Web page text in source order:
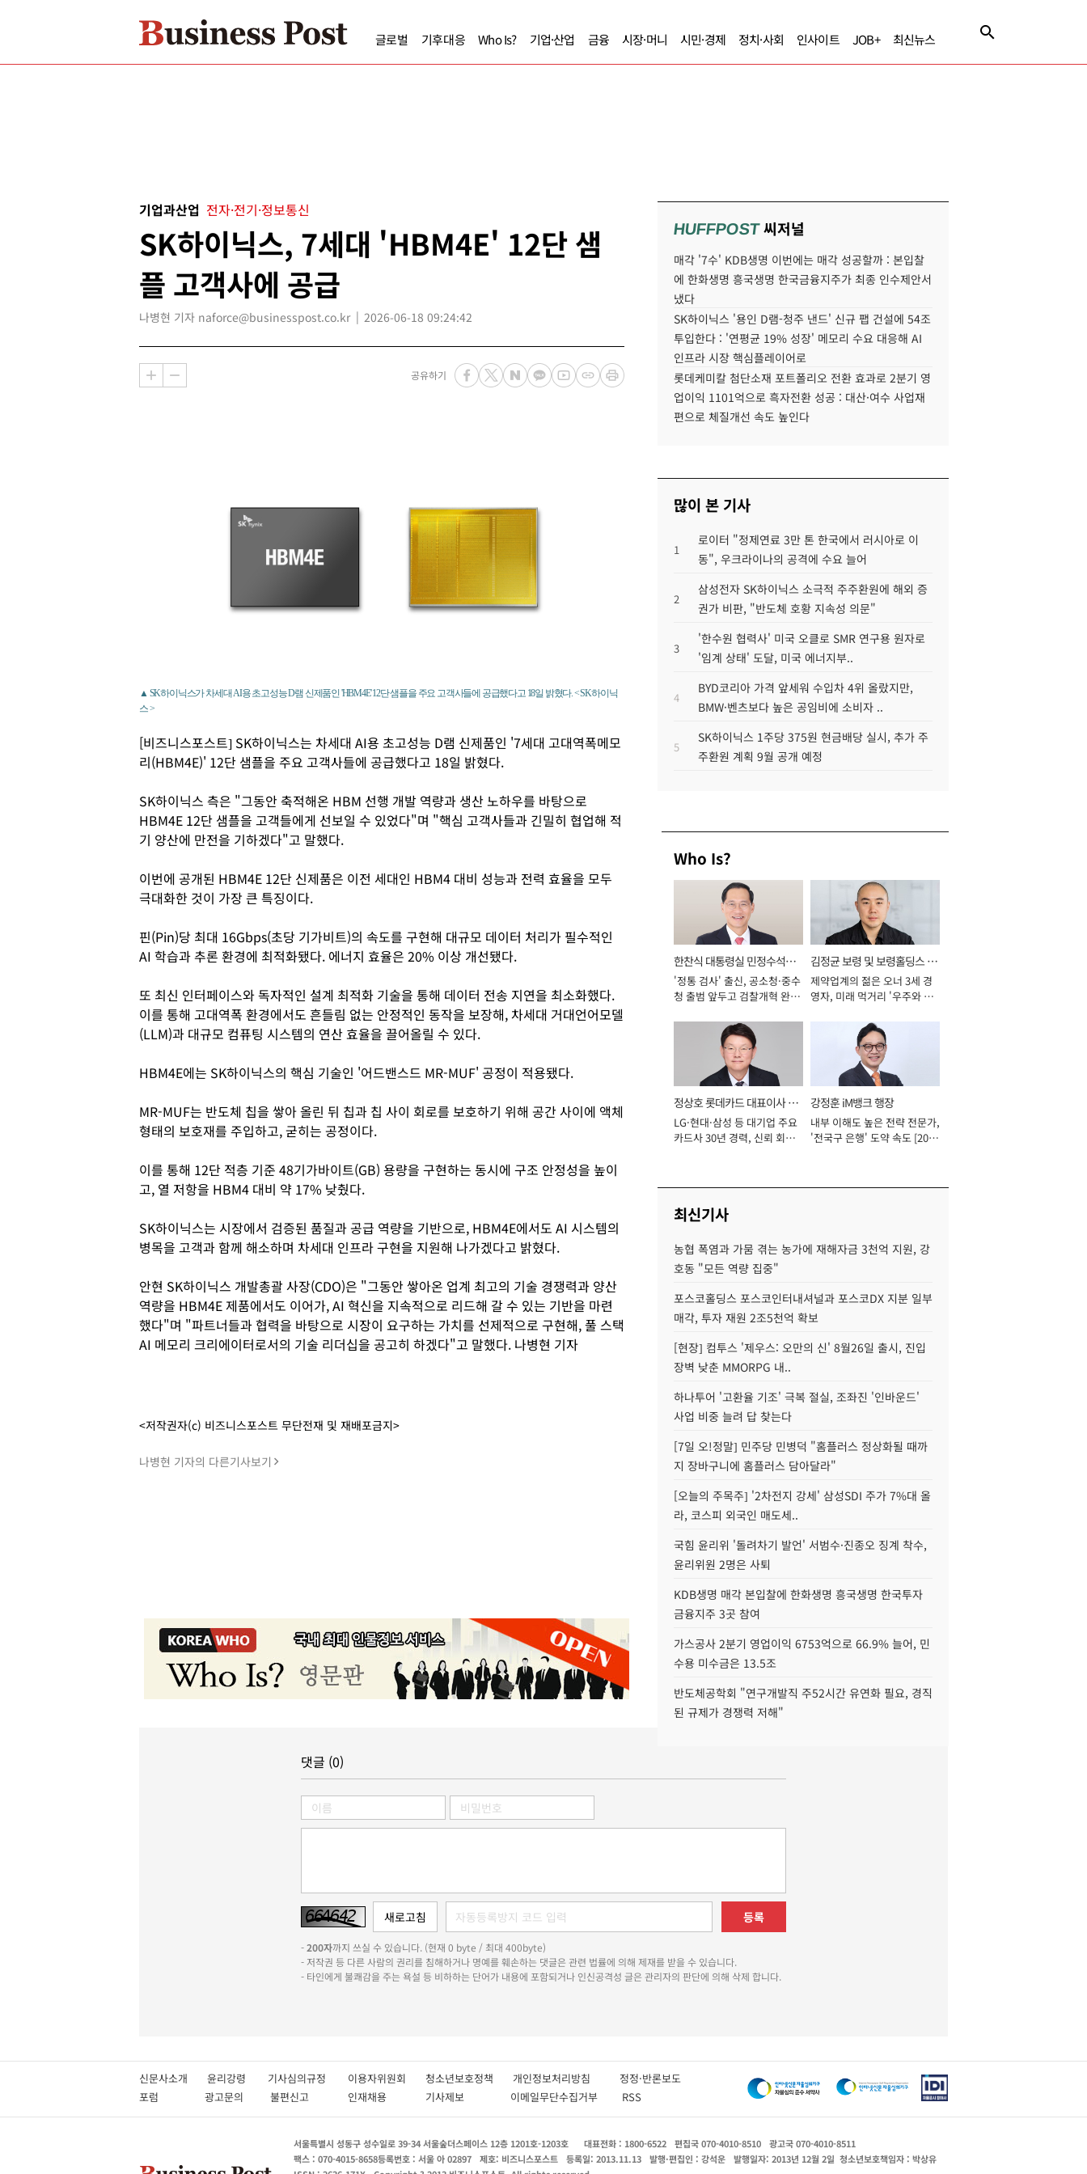
글로벌 기후대응 Who Is? 기업·산업 금융 시장·머니 시민·경제 정치·사회 인사이트 JOB+ 최신뉴스
기업과산업 전자·전기·정보통신
SK하이닉스, 7세대 'HBM4E' 12단 샘
플 고객사에 공급
나병현 기자 naforce@businesspost.co.kr 2026-06-18 09:24:42
공유하기
▲ SK하이닉스가 차세대 AI용 초고성능 D램 신제품인 'HBM4E' 12단 샘플을 주요 고객사들에 공급했다고 18일 밝혔다. < SK하이닉
스 >
[비즈니스포스트] SK하이닉스는 차세대 AI용 초고성능 D램 신제품인 '7세대 고대역폭메모
리(HBM4E)' 12단 샘플을 주요 고객사들에 공급했다고 18일 밝혔다.
SK하이닉스 측은 "그동안 축적해온 HBM 선행 개발 역량과 생산 노하우를 바탕으로
HBM4E 12단 샘플을 고객들에게 선보일 수 있었다"며 "핵심 고객사들과 긴밀히 협업해 적
기 양산에 만전을 기하겠다"고 말했다.
이번에 공개된 HBM4E 12단 신제품은 이전 세대인 HBM4 대비 성능과 전력 효율을 모두
극대화한 것이 가장 큰 특징이다.
핀(Pin)당 최대 16Gbps(초당 기가비트)의 속도를 구현해 대규모 데이터 처리가 필수적인
AI 학습과 추론 환경에 최적화됐다. 에너지 효율은 20% 이상 개선됐다.
또 최신 인터페이스와 독자적인 설계 최적화 기술을 통해 데이터 전송 지연을 최소화했다.
이를 통해 고대역폭 환경에서도 흔들림 없는 안정적인 동작을 보장해, 차세대 거대언어모델
(LLM)과 대규모 컴퓨팅 시스템의 연산 효율을 끌어올릴 수 있다.
HBM4E에는 SK하이닉스의 핵심 기술인 '어드밴스드 MR-MUF' 공정이 적용됐다.
MR-MUF는 반도체 칩을 쌓아 올린 뒤 칩과 칩 사이 회로를 보호하기 위해 공간 사이에 액체
형태의 보호재를 주입하고, 굳히는 공정이다.
이를 통해 12단 적층 기준 48기가바이트(GB) 용량을 구현하는 동시에 구조 안정성을 높이
고, 열 저항을 HBM4 대비 약 17% 낮췄다.
SK하이닉스는 시장에서 검증된 품질과 공급 역량을 기반으로, HBM4E에서도 AI 시스템의
병목을 고객과 함께 해소하며 차세대 인프라 구현을 지원해 나가겠다고 밝혔다.
안현 SK하이닉스 개발총괄 사장(CDO)은 "그동안 쌓아온 업계 최고의 기술 경쟁력과 양산
역량을 HBM4E 제품에서도 이어가, AI 혁신을 지속적으로 리드해 갈 수 있는 기반을 마련
했다"며 "파트너들과 협력을 바탕으로 시장이 요구하는 가치를 선제적으로 구현해, 풀 스택
AI 메모리 크리에이터로서의 기술 리더십을 공고히 하겠다"고 말했다. 나병현 기자
<저작권자(c) 비즈니스포스트 무단전재 및 재배포금지>
나병현 기자의 다른기사보기
HUFFPOST씨저널
매각 '7수' KDB생명 이번에는 매각 성공할까 : 본입찰
에 한화생명 흥국생명 한국금융지주가 최종 인수제안서
냈다
SK하이닉스 '용인 D램-청주 낸드' 신규 팹 건설에 54조
투입한다 : '연평균 19% 성장' 메모리 수요 대응해 AI
인프라 시장 핵심플레이어로
롯데케미칼 첨단소재 포트폴리오 전환 효과로 2분기 영
업이익 1101억으로 흑자전환 성공 : 대산·여수 사업재
편으로 체질개선 속도 높인다
많이 본 기사
1
로이터 "정제연료 3만 톤 한국에서 러시아로 이
동", 우크라이나의 공격에 수요 늘어
2
삼성전자 SK하이닉스 소극적 주주환원에 해외 증
권가 비판, "반도체 호황 지속성 의문"
3
'한수원 협력사' 미국 오클로 SMR 연구용 원자로
'임계 상태' 도달, 미국 에너지부..
4
BYD코리아 가격 앞세워 수입차 4위 올랐지만,
BMW·벤츠보다 높은 공임비에 소비자 ..
5
SK하이닉스 1주당 375원 현금배당 실시, 추가 주
주환원 계획 9월 공개 예정
Who Is?
한찬식 대통령실 민정수석비
서관
'정통 검사' 출신, 공소청·중수
청 출범 앞두고 검찰개혁 완수
김정균 보령 및 보령홀딩스 대
표이사 사장
제약업계의 젊은 오너 3세 경
영자, 미래 먹거리 '우주와 헬
정상호 롯데카드 대표이사 사
장
LG·현대·삼성 등 대기업 주요
카드사 30년 경력, 신뢰 회복
강정훈 iM뱅크 행장
내부 이해도 높은 전략 전문가,
'전국구 은행' 도약 속도 [2026
최신기사
농협 폭염과 가뭄 겪는 농가에 재해자금 3천억 지원, 강
호동 "모든 역량 집중"
포스코홀딩스 포스코인터내셔널과 포스코DX 지분 일부
매각, 투자 재원 2조5천억 확보
[현장] 컴투스 '제우스: 오만의 신' 8월26일 출시, 진입
장벽 낮춘 MMORPG 내..
하나투어 '고환율 기조' 극복 절실, 조좌진 '인바운드'
사업 비중 늘려 답 찾는다
[7일 오!정말] 민주당 민병덕 "홈플러스 정상화될 때까
지 장바구니에 홈플러스 담아달라"
[오늘의 주목주] '2차전지 강세' 삼성SDI 주가 7%대 올
라, 코스피 외국인 매도세..
국힘 윤리위 '돌려차기 발언' 서범수·진종오 징계 착수,
윤리위원 2명은 사퇴
KDB생명 매각 본입찰에 한화생명 흥국생명 한국투자
금융지주 3곳 참여
가스공사 2분기 영업이익 6753억으로 66.9% 늘어, 민
수용 미수금은 13.5조
반도체공학회 "연구개발직 주52시간 유연화 필요, 경직
된 규제가 경쟁력 저해"
댓글 (0)
등록
-200자까지 쓰실 수 있습니다. (현재 0 byte / 최대 400byte)
- 저작권 등 다른 사람의 권리를 침해하거나 명예를 훼손하는 댓글은 관련 법률에 의해 제재를 받을 수 있습니다.
- 타인에게 불쾌감을 주는 욕설 등 비하하는 단어가 내용에 포함되거나 인신공격성 글은 관리자의 판단에 의해 삭제 합니다.
신문사소개 윤리강령 기사심의규정 이용자위원회 청소년보호정책 개인정보처리방침 정정·반론보도
포럼
광고문의 불편신고 인재채용 기사제보 이메일무단수집거부 RSS
서울특별시 성동구 성수일로 39-34 서울숲더스페이스 12층 1201호-1203호 대표전화 : 1800-6522 편집국 070-4010-8510
광고국 070-4010-8511
팩스 : 070-4015-8658등록번호 : 서울 아 02897 제호: 비즈니스포스트 등록일: 2013.11.13 발행·편집인 : 강석운 발행일자: 2013년 12월 2일 청소년보호책임자 : 박상유